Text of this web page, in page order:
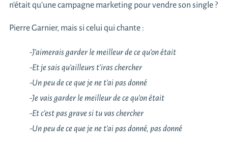
n’était qu’une campagne marketing pour vendre son single ?
Pierre Garnier, mais si celui qui chante :
-J’aimerais garder le meilleur de ce qu’on était
-Et je sais qu’ailleurs t’iras chercher
-Un peu de ce que je ne t’ai pas donné
-Je vais garder le meilleur de ce qu’on était
-Et c’est pas grave si tu vas chercher
-Un peu de ce que je ne t’ai pas donné, pas donné